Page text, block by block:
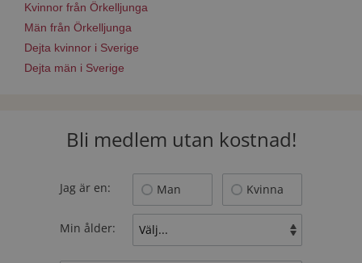
Kvinnor från Örkelljunga
Män från Örkelljunga
Dejta kvinnor i Sverige
Dejta män i Sverige
Bli medlem utan kostnad!
Jag är en: Man Kvinna
Min ålder: